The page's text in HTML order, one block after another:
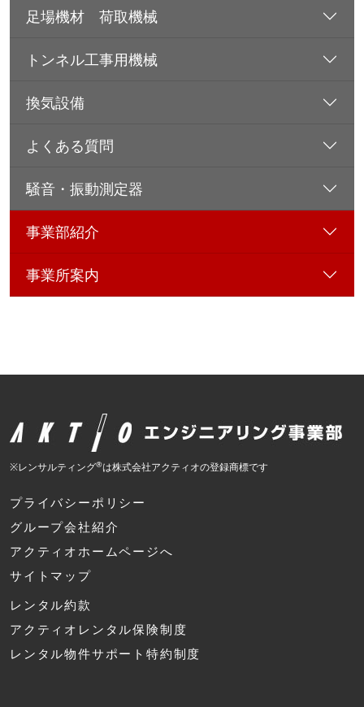
足場機材 荷取機械
トンネル工事用機械
換気設備
よくある質問
騒音・振動測定器
事業部紹介
事業所案内
※レンサルティング®は株式会社アクティオの登録商標です
プライバシーポリシー
グループ会社紹介
アクティオホームページへ
サイトマップ
レンタル約款
アクティオレンタル保険制度
レンタル物件サポート特約制度